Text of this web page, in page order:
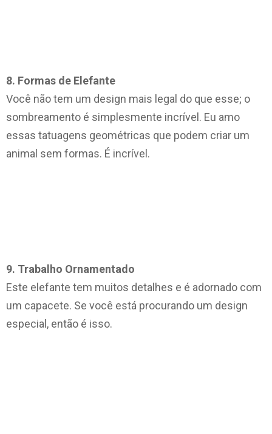
8. Formas de Elefante
Você não tem um design mais legal do que esse; o
sombreamento é simplesmente incrível. Eu amo
essas tatuagens geométricas que podem criar um
animal sem formas. É incrível.
9. Trabalho Ornamentado
Este elefante tem muitos detalhes e é adornado com
um capacete. Se você está procurando um design
especial, então é isso.